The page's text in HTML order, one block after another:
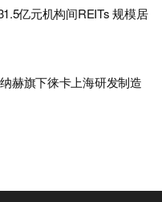
亿元机构间REITs 规模居
赫旗下徕卡上海研发制造